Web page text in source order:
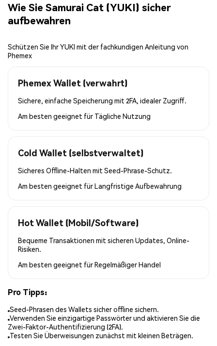
Wie Sie Samurai Cat (YUKI) sicher
aufbewahren
Schützen Sie Ihr YUKI mit der fachkundigen Anleitung von
Phemex
Phemex Wallet (verwahrt)
Sichere, einfache Speicherung mit 2FA, idealer Zugriff.
Am besten geeignet für Tägliche Nutzung
Cold Wallet (selbstverwaltet)
Sicheres Offline-Halten mit Seed-Phrase-Schutz.
Am besten geeignet fürLangfristige Aufbewahrung
Hot Wallet (Mobil/Software)
Bequeme Transaktionen mit sicheren Updates, Online-
Risiken.
Am besten geeignet fürRegelmäßiger Handel
Pro Tipps:
Seed-Phrasen des Wallets sicher offline sichern.
Verwenden Sie einzigartige Passwörter und aktivieren Sie die
Zwei-Faktor-Authentifizierung (2FA).
Testen Sie Überweisungen zunächst mit kleinen Beträgen.